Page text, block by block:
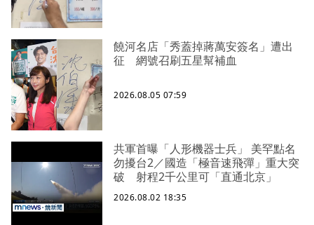
饒河名店「秀蓋掉蔣萬安簽名」遭出
征 網號召刷五星幫補血
2026.08.05 07:59
共軍首曝「人形機器士兵」 美罕點名
勿擾台2／國造「極音速飛彈」重大突
破 射程2千公里可「直通北京」
2026.08.02 18:35